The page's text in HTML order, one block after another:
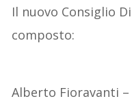
Il nuovo Consiglio
composto:
Alberto Fioravanti